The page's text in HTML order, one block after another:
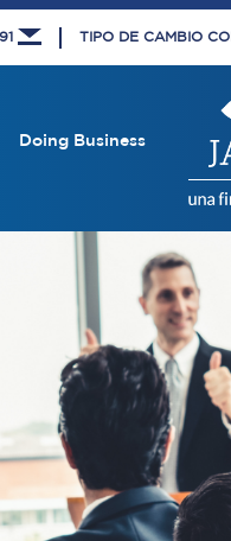
TIPO DE CAMBIO
Doing Business